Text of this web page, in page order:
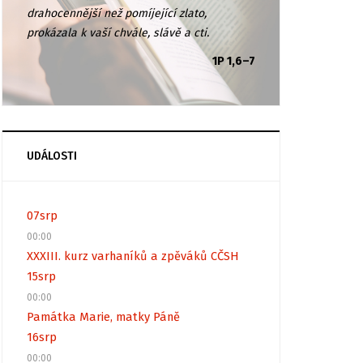
drahocennější než pomíjející zlato,
prokázala k vaší chvále, slávě a cti.
1P 1,6–7
UDÁLOSTI
07srp
00:00
XXXIII. kurz varhaníků a zpěváků CČSH
15srp
00:00
Památka Marie, matky Páně
16srp
00:00